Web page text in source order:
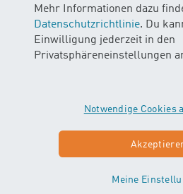
Mehr Informationen dazu
Datenschutzrichtlinie. Du
Einwilligung jederzeit in den
Privatsphäreneinstellungen
Notwendige Cookies
Meine
AB 2.5
Selbstständigkeit